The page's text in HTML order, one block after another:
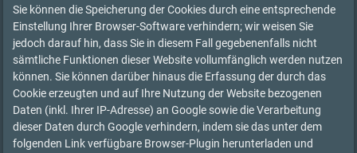
Sie können die Speicherung der Cookies durch eine entsprechende
Einstellung Ihrer Browser-Software verhindern; wir weisen Sie
jedoch darauf hin, dass Sie in diesem Fall gegebenenfalls nicht
sämtliche Funktionen dieser Website vollumfänglich werden nutzen
können. Sie können darüber hinaus die Erfassung der durch das
Cookie erzeugten und auf Ihre Nutzung der Website bezogenen
Daten (inkl. Ihrer IP-Adresse) an Google sowie die Verarbeitung
dieser Daten durch Google verhindern, indem sie das unter dem
folgenden Link verfügbare Browser-Plugin herunterladen und